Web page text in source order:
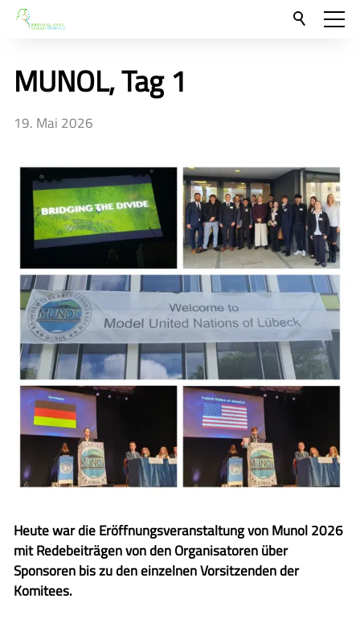
Neu hier?
Für Eltern und Schüler
Unsere Schulgemeinschaft
Kontakt
🇬🇧
🇪🇸
MUNOL, Tag 1
19. Mai 2026
Heute war die Eröffnungsveranstaltung von Munol 2026
mit Redebeiträgen von den Organisatoren über
Sponsoren bis zu den einzelnen Vorsitzenden der
Komitees.